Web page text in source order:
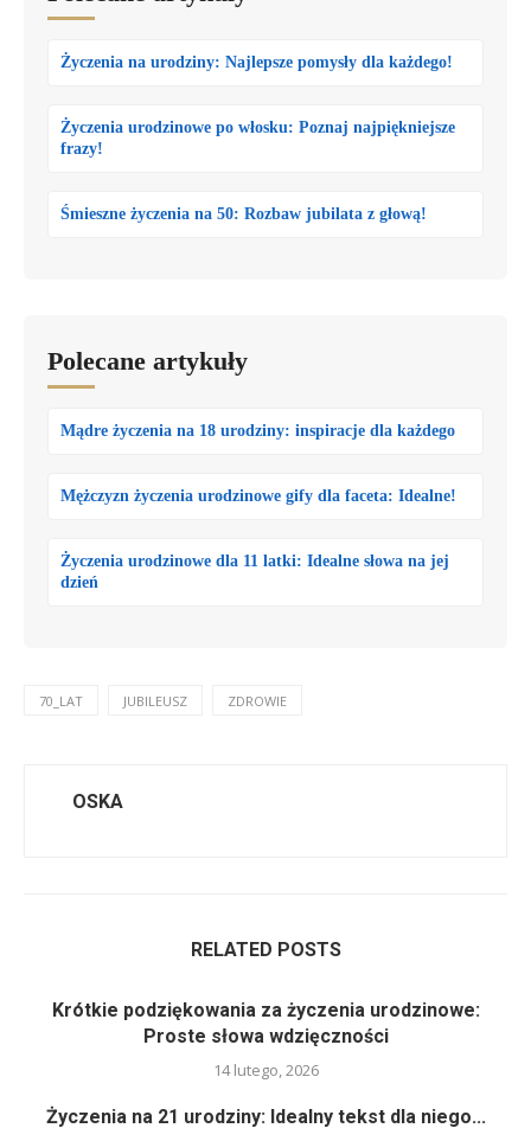
Życzenia na urodziny: Najlepsze pomysły dla każdego!
Życzenia urodzinowe po włosku: Poznaj najpiękniejsze
frazy!
Śmieszne życzenia na 50: Rozbaw jubilata z głową!
Polecane artykuły
Mądre życzenia na 18 urodziny: inspiracje dla każdego
Mężczyzn życzenia urodzinowe gify dla faceta: Idealne!
Życzenia urodzinowe dla 11 latki: Idealne słowa na jej
dzień
70_LAT JUBILEUSZ ZDROWIE
OSKA
RELATED POSTS
Krótkie podziękowania za życzenia urodzinowe:
Proste słowa wdzięczności
14 lutego, 2026
Życzenia na 21 urodziny: Idealny tekst dla niego...